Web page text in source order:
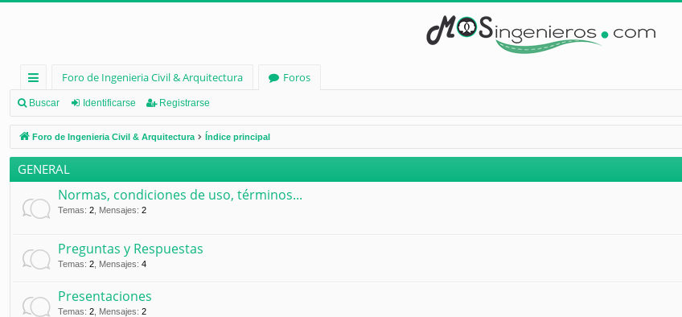
nl
ac
es
rá
pi
os
Foro de Ingenieria Civil & Arquitectura
Foros
Buscar Identificarse Registrarse
Foro de Ingenieria Civil & Arquitectura Índice principal
GENERAL
Normas, condiciones de uso, términos...
Temas: 2 Mensajes: 2
Preguntas y Respuestas
Temas: 2 Mensajes: 4
Presentaciones
Temas: 2 Mensajes: 2